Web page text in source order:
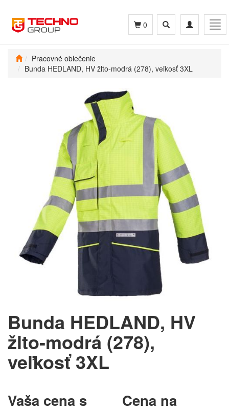
Toggle
navigation
Toggle
search
0
Pracovné oblečenie
Bunda HEDLAND, HV žlto-modrá (278), veľkosť 3XL
Bunda HEDLAND, HV
žlto-modrá (278),
veľkosť 3XL
Vaša cena s
Cena na